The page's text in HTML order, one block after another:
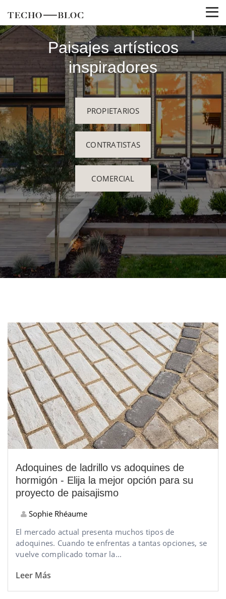
Paisajes artísticos
inspiradores
PROPIETARIOS
CONTRATISTAS
COMERCIAL
Adoquines de ladrillo vs adoquines de
hormigón - Elija la mejor opción para su
proyecto de paisajismo
Sophie Rhéaume
El mercado actual presenta muchos tipos de
adoquines. Cuando te enfrentas a tantas opciones, se
vuelve complicado tomar la...
Leer Más